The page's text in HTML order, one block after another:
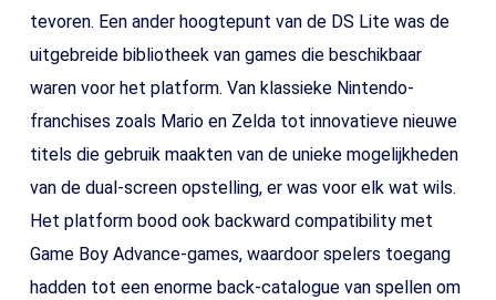
tevoren. Een ander hoogtepunt van de DS Lite was de
uitgebreide bibliotheek van games die beschikbaar
waren voor het platform. Van klassieke Nintendo-
franchises zoals Mario en Zelda tot innovatieve nieuwe
titels die gebruik maakten van de unieke mogelijkheden
van de dual-screen opstelling, er was voor elk wat wils.
Het platform bood ook backward compatibility met
Game Boy Advance-games, waardoor spelers toegang
hadden tot een enorme back-catalogue van spellen om